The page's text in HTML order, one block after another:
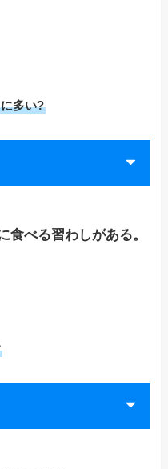
多い?
食べる習わしがある。